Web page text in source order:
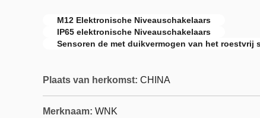
M12 Elektronische Niveauschakelaars
IP65 elektronische Niveauschakelaars
Sensoren de met duikvermogen van het roestvrij
Plaats van herkomst: CHINA
Merknaam: WNK